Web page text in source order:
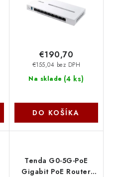
Na sklade (4 ks)
€155,04 bez DPH
€190,70
DO KOŠÍKA
Tenda G0-5G-PoE
Gigabit PoE Router